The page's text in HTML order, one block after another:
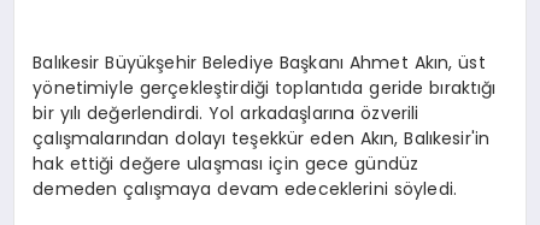
Balıkesir Büyükşehir Belediye Başkanı Ahmet Akın, üst
yönetimiyle gerçekleştirdiği toplantıda geride bıraktığı
bir yılı değerlendirdi. Yol arkadaşlarına özverili
çalışmalarından dolayı teşekkür eden Akın, Balıkesir'in
hak ettiği değere ulaşması için gece gündüz
demeden çalışmaya devam edeceklerini söyledi.